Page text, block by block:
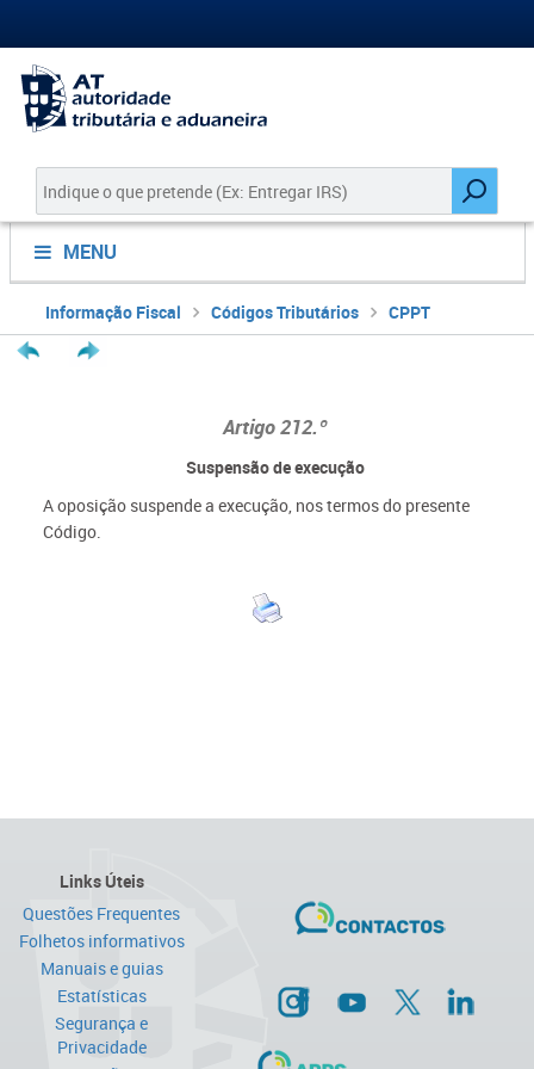
MENU
Informação Fiscal Códigos Tributários CPPT
Artigo 212.º
Suspensão de execução
A oposição suspende a execução, nos termos do presente
Código.
Links Úteis
Questões Frequentes
Folhetos informativos
Manuais e guias
Estatísticas
Segurança e
Privacidade